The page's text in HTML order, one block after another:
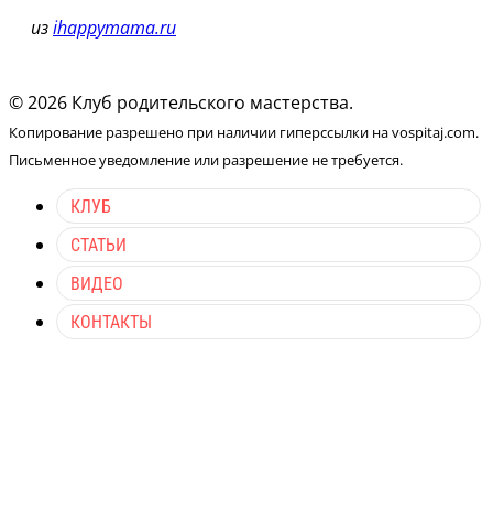
изihappymama.ru
© 2026 Клуб родительского мастерства.
Копирование разрешено при наличии гиперссылки на vospitaj.com.
Письменное уведомление или разрешение не требуется.
КЛУБ
СТАТЬИ
ВИДЕО
КОНТАКТЫ